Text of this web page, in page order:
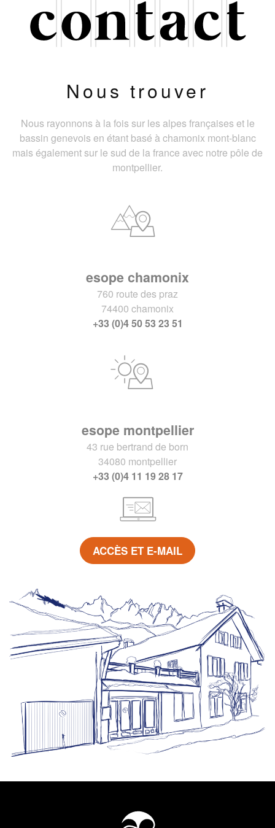
Nous trouver
Nous rayonnons à la fois sur les alpes françaises et le
bassin genevois en étant basé à chamonix mont-blanc
mais également sur le sud de la france avec notre pôle de
montpellier.
esope chamonix
760 route des praz
74400 chamonix
+33 (0)4 50 53 23 51
esope montpellier
43 rue bertrand de born
34080 montpellier
+33 (0)4 11 19 28 17
ACCÈS ET E-MAIL